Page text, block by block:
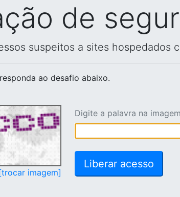
de
suspeitos a sites hospedados
ao desafio abaixo.
imagem]
Digite a palavra na